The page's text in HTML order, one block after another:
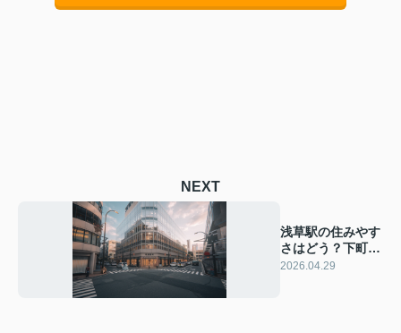
NEXT
浅草駅の住みやす
さはどう？下町暮
らしの魅力と注意
2026.04.29